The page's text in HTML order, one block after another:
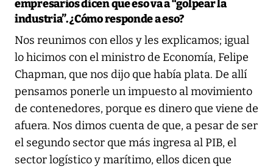
empresarios dicen que eso va a “golpear la
industria”. ¿Cómo responde a eso?
Nos reunimos con ellos y les explicamos; igual
lo hicimos con el ministro de Economía, Felipe
Chapman, que nos dijo que había plata. De allí
pensamos ponerle un impuesto al movimiento
de contenedores, porque es dinero que viene de
afuera. Nos dimos cuenta de que, a pesar de ser
el segundo sector que más ingresa al PIB, el
sector logístico y marítimo, ellos dicen que